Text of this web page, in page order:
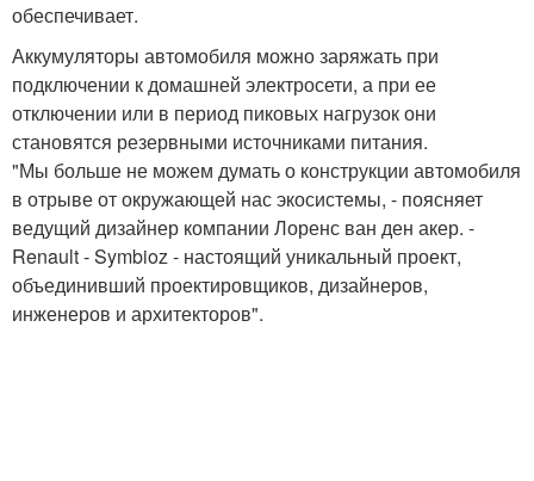
обеспечивает.
Аккумуляторы автомобиля можно заряжать при
подключении к домашней электросети, а при ее
отключении или в период пиковых нагрузок они
становятся резервными источниками питания.
"Мы больше не можем думать о конструкции автомобиля
в отрыве от окружающей нас экосистемы, - поясняет
ведущий дизайнер компании Лоренс ван ден акер. -
Renault - Symbioz - настоящий уникальный проект,
объединивший проектировщиков, дизайнеров,
инженеров и архитекторов".